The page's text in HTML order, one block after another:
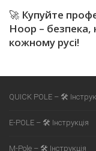
🚀 Купуйте
Hoop – безпека,
кожному русі!
QUICK POLE – 🛠
E-POLE – 🛠 Інструкція
M-Pole – 🛠 Інструкція